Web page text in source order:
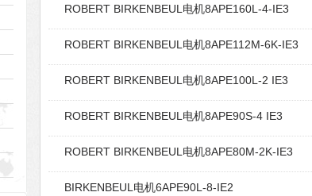
ROBERT BIRKENBEUL电机8APE160L-4-IE3
ROBERT BIRKENBEUL电机8APE112M-6K-IE3
ROBERT BIRKENBEUL电机8APE100L-2 IE3
ROBERT BIRKENBEUL电机8APE90S-4 IE3
ROBERT BIRKENBEUL电机8APE80M-2K-IE3
BIRKENBEUL电机6APE90L-8-IE2